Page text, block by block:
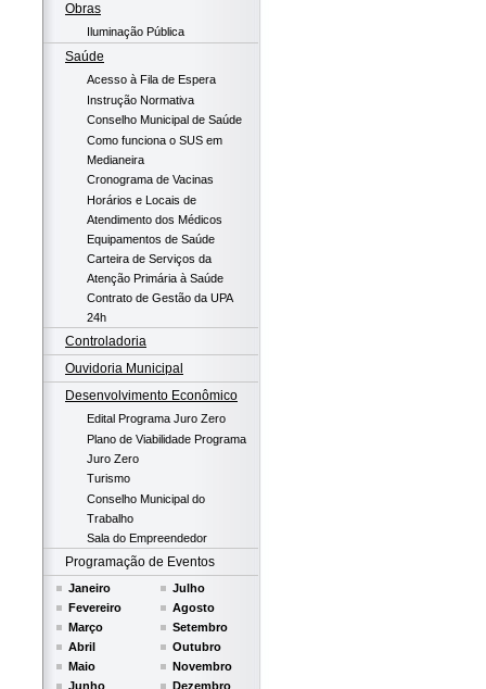
Obras
Iluminação Pública
Saúde
Acesso à Fila de Espera
Instrução Normativa
Conselho Municipal de Saúde
Como funciona o SUS em
Medianeira
Cronograma de Vacinas
Horários e Locais de
Atendimento dos Médicos
Equipamentos de Saúde
Carteira de Serviços da
Atenção Primária à Saúde
Contrato de Gestão da UPA
24h
Controladoria
Ouvidoria Municipal
Desenvolvimento Econômico
Edital Programa Juro Zero
Plano de Viabilidade Programa
Juro Zero
Turismo
Conselho Municipal do
Trabalho
Sala do Empreendedor
Programação de Eventos
Janeiro
Fevereiro
Março
Abril
Maio
Junho
Julho
Agosto
Setembro
Outubro
Novembro
Dezembro